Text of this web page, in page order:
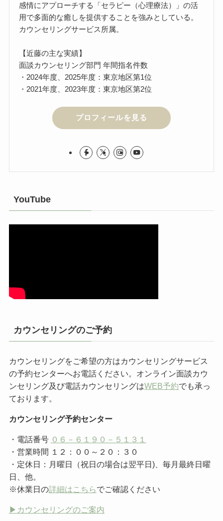
感情にアプローチする「セラピー（心理療法）」の活
用で多面的な癒しを提供することを強みとしている。
カウンセリングサービス所属。
【近藤の主な実績】
面談カウンセリング部門 年間指名件数
・2024年度、2025年度：東京地区第1位
・2021年度、2023年度：東京地区第2位
プロフィールを見る
YouTube
カウンセリングのご予約
カウンセリングをご希望の方はカウンセリングサービス
の予約センターへお電話ください。オンライン面談カウ
ンセリング及び電話カウンセリングはWEB予約でも承っ
ております。
カウンセリング予約センター
・電話番号 ０６－６１９０－５１３１
・営業時間 １２：００～２０：３０
・定休日：月曜日（祝日の場合は翌平日)、毎月最終日曜
日、他。
※休業日の詳細はこちらでご確認ください
▶︎カウンセリングのご案内